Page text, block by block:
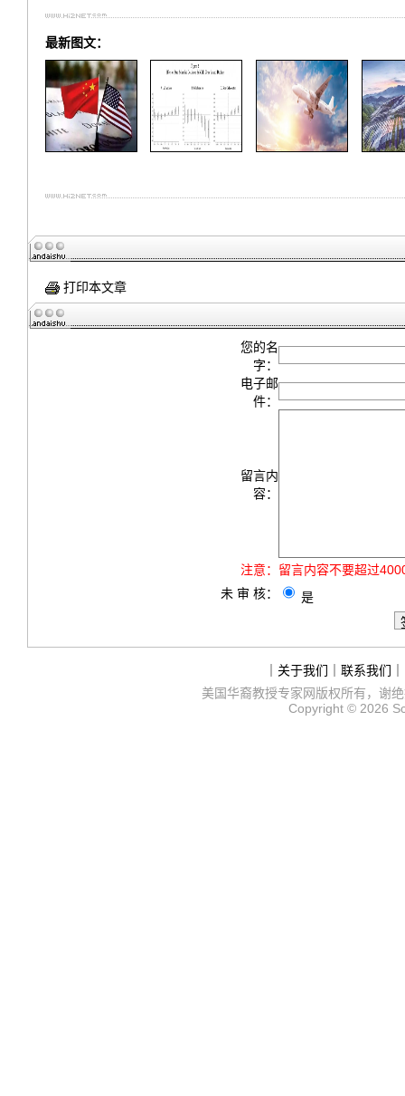
最新图文：
打印本文章
您的名
字：
电子邮
件：
留言内
容：
注意： 留言内容不要超过
未 审 核：
是
关于我们 联系我们
美国华裔教授专家网版权所有，谢
Copyright © 2026